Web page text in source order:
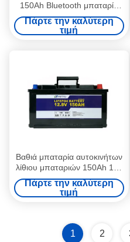
150Ah Bluetooth μπαταρία
λίθιου 12v με BMS
Πάρτε την καλύτερη
τιμή
Βαθιά μπαταρία αυτοκινήτων
λίθιου μπαταριών 150Ah 12v
λίθιου κύκλων Bely
Πάρτε την καλύτερη
τιμή
1 2